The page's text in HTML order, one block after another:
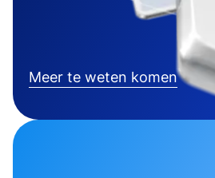
Meer te weten komen